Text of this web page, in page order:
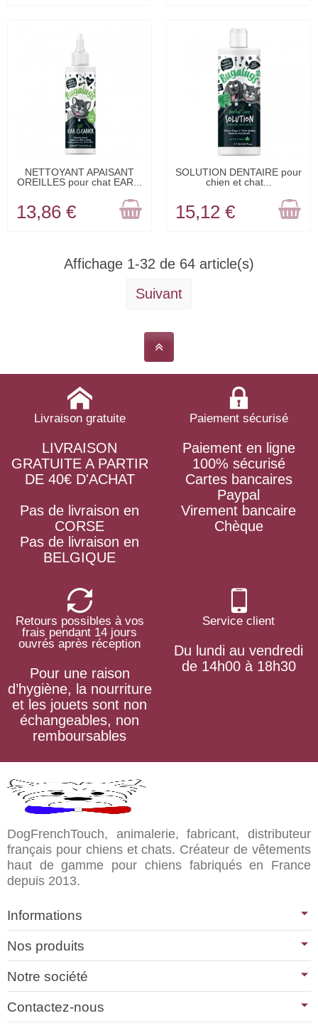
RUPTURE DE
STOCK
NETTOYANT APAISANT
OREILLES pour chat EAR...
13,86 €
RUPTURE DE
STOCK
SOLUTION DENTAIRE pour
chien et chat...
15,12 €
Affichage 1-32 de 64 article(s)
Suivant
Livraison gratuite
LIVRAISON
GRATUITE A PARTIR
DE 40€ D'ACHAT
Pas de livraison en
CORSE
Pas de livraison en
BELGIQUE
Paiement sécurisé
Paiement en ligne
100% sécurisé
Cartes bancaires
Paypal
Virement bancaire
Chèque
Retours possibles à vos
frais pendant 14 jours
ouvrés après réception
Pour une raison
d’hygiène, la nourriture
et les jouets sont non
échangeables, non
remboursables
Service client
Du lundi au vendredi
de 14h00 à 18h30
DogFrenchTouch, animalerie, fabricant, distributeur
français pour chiens et chats. Créateur de vêtements
haut de gamme pour chiens fabriqués en France
depuis 2013.
Informations
Nos produits
Notre société
Contactez-nous